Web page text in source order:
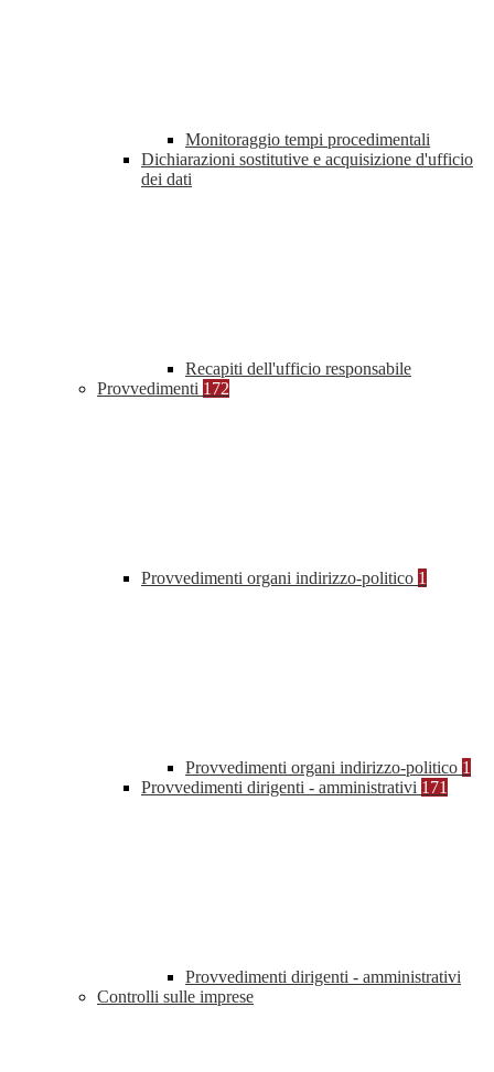
Monitoraggio tempi procedimentali
Dichiarazioni sostitutive e acquisizione d'ufficio
dei dati
Recapiti dell'ufficio responsabile
Provvedimenti 172
Provvedimenti organi indirizzo-politico 1
Provvedimenti organi indirizzo-politico 1
Provvedimenti dirigenti - amministrativi 171
Provvedimenti dirigenti - amministrativi
Controlli sulle imprese